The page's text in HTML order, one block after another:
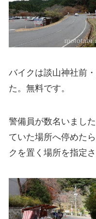
バイクは談山神社前
た。無料です。
警備員が数名いまし
ていた場所へ停めた
クを置く場所を指定さ